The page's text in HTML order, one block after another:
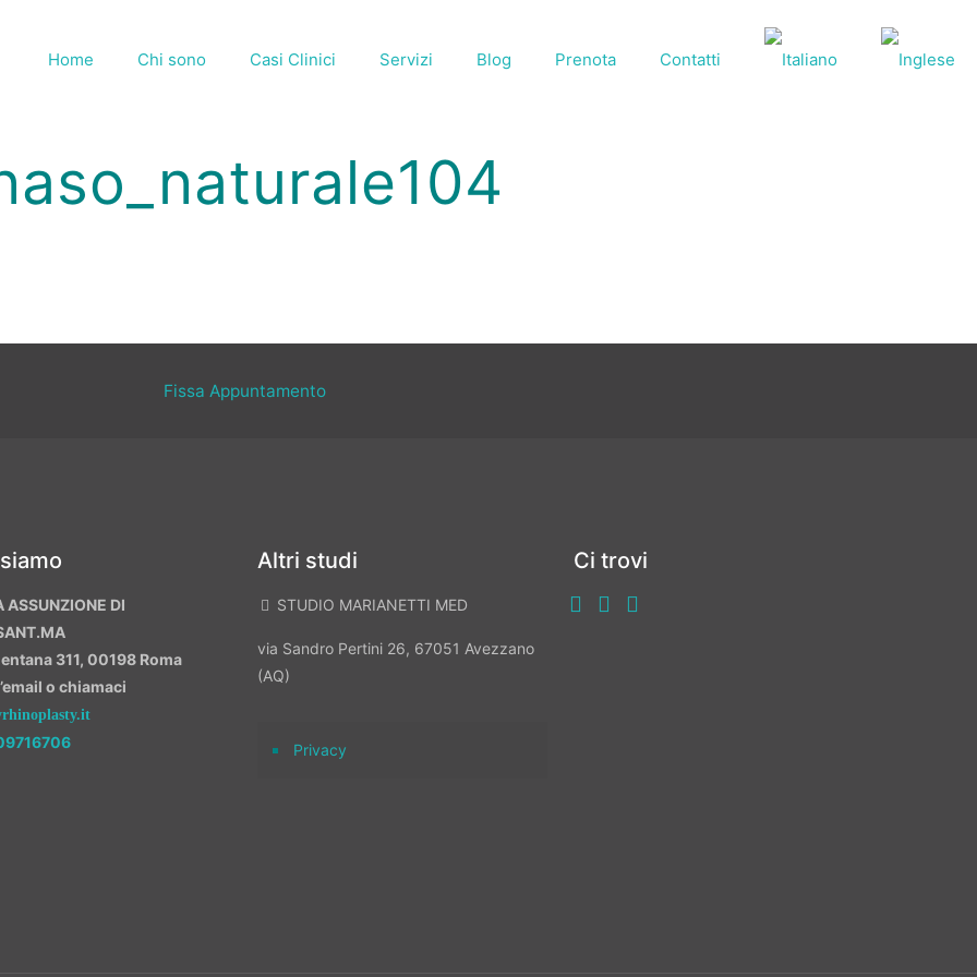
Home Chi sono Casi Clinici Servizi Blog Prenota Contatti
Fissa Appuntamento
ASSUNZIONE DI
311, 00198 Roma
o chiamaci
Altri studi
STUDIO MARIANETTI MED
via Sandro Pertini 26, 67051 Avezzano
(AQ)
Privacy
Ci trovi